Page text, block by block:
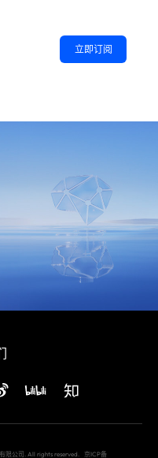
立即订阅
限公司. All rights reserved. 京ICP备